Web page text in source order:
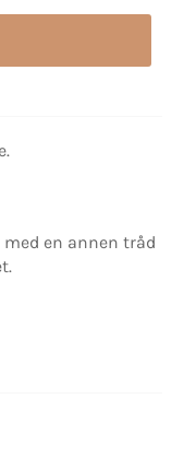
en annen tråd